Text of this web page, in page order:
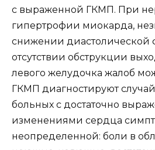
с выраженной ГКМП. При
гипертрофии миокарда,
снижении диастолической
отсутствии обструкции
левого желудочка жалоб
ГКМП диагностируют
больных с достаточно
изменениями сердца
неопределенной: боли в